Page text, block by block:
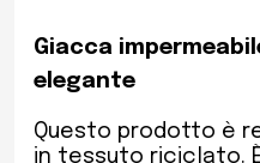
Giacca
elegante
Questo prodotto è
in tessuto riciclato.